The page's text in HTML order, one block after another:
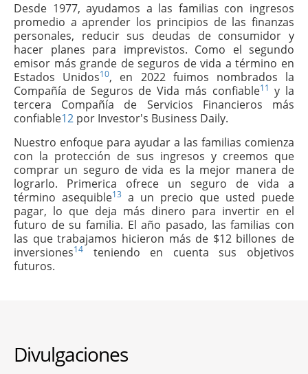
Desde 1977, ayudamos a las familias con ingresos
promedio a aprender los principios de las finanzas
personales, reducir sus deudas de consumidor y
hacer planes para imprevistos. Como el segundo
emisor más grande de seguros de vida a término en
Estados Unidos10, en 2022 fuimos nombrados la
Compañía de Seguros de Vida más confiable11 y la
tercera Compañía de Servicios Financieros más
confiable12 por Investor's Business Daily.
Nuestro enfoque para ayudar a las familias comienza
con la protección de sus ingresos y creemos que
comprar un seguro de vida es la mejor manera de
lograrlo. Primerica ofrece un seguro de vida a
término asequible13 a un precio que usted puede
pagar, lo que deja más dinero para invertir en el
futuro de su familia. El año pasado, las familias con
las que trabajamos hicieron más de $12 billones de
inversiones14
teniendo en cuenta sus objetivos
futuros.
Divulgaciones